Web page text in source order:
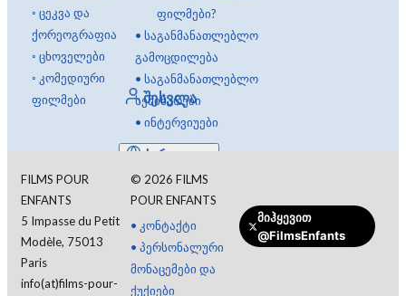
შესვლა
ქართული
◦ ცეკვა და
ქორეოგრაფია
◦ ცხოველები
◦ კომედიური
ფილმები
ფილმები?
• საგანმანათლებლო
გამოცდილება
• საგანმანათლებლო
სემინარები
• ინტერვიუები
FILMS POUR
ENFANTS
5 Impasse du Petit
Modèle, 75013
Paris
info(at)films-pour-
© 2026 FILMS
POUR ENFANTS
• კონტაქტი
• პერსონალური
მონაცემები და
ქუქიები
მიჰყევით
@FilmsEnfants